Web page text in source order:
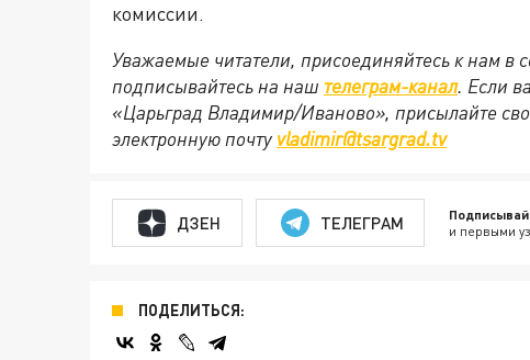
комиссии.
Уважаемые читатели, присоединяйтесь к нам в
подписывайтесь на наш телеграм-канал. Если
«Царьград Владимир/Иваново», присылайте
электронную почту vladimir@tsargrad.tv
ДЗЕН ТЕЛЕГРАМ и первыми
ПОДЕЛИТЬСЯ: